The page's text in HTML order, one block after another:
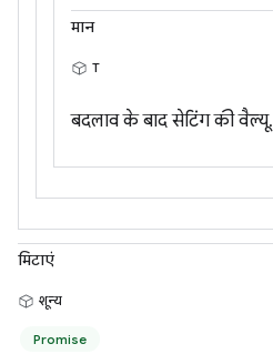
मान
T
बदलाव के बाद सेटिंग की वैल्यू.
मिटाएं
शून्य
Promise